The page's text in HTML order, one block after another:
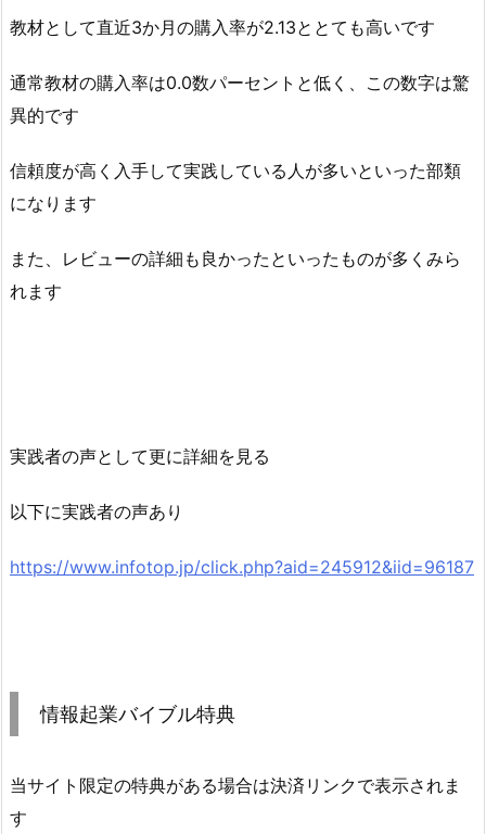
教材として直近3か月の購入率が2.13ととても高いです
通常教材の購入率は0.0数パーセントと低く、この数字は驚
異的です
信頼度が高く入手して実践している人が多いといった部類
になります
また、レビューの詳細も良かったといったものが多くみら
れます
実践者の声として更に詳細を見る
以下に実践者の声あり
https://www.infotop.jp/click.php?aid=245912&iid=96187
情報起業バイブル特典
当サイト限定の特典がある場合は決済リンクで表示されま
す